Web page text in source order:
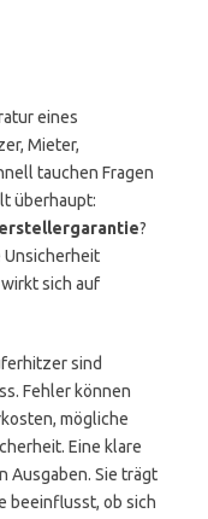
eines
Mieter,
tauchen Fragen
überhaupt:
?
Unsicherheit
sich auf
sind
Fehler können
mögliche
Eine klare
Ausgaben. Sie trägt
beeinflusst, ob sich